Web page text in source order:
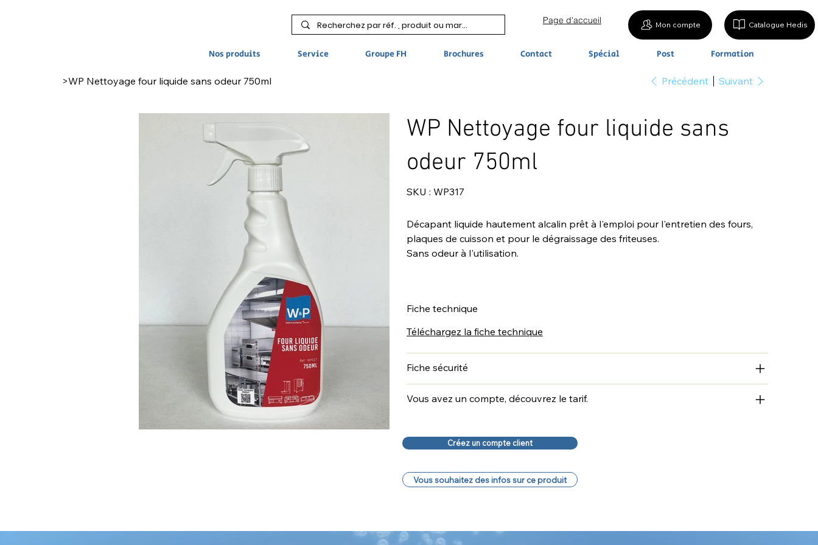
Page d'accueil Mon compte Catalogue Hedis
Nos produits Service Groupe FH Brochures Contact Spécial Post Formation
>WP Nettoyage four liquide sans odeur 750ml Précédent Suivant
WP Nettoyage four liquide sans
odeur 750ml
SKU : SKU
WP317
WP317
Décapant liquide hautement alcalin prêt à l'emploi pour l'entretien des fours,
plaques de cuisson et pour le dégraissage des friteuses.
Sans odeur à l'utilisation.
Fiche technique
Téléchargez la fiche technique
Fiche sécurité
Vous avez un compte, découvrez le tarif.
Vous souhaitez des infos sur ce produit
Créez un compte client